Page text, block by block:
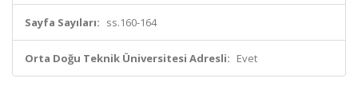
Sayfa Sayıları: ss.160-164
Orta Doğu Teknik Üniversitesi Adresli: Evet